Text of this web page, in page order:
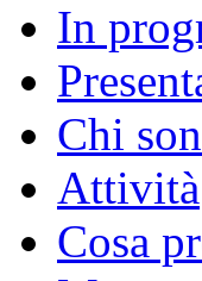
In
Chi
Attività
Cosa